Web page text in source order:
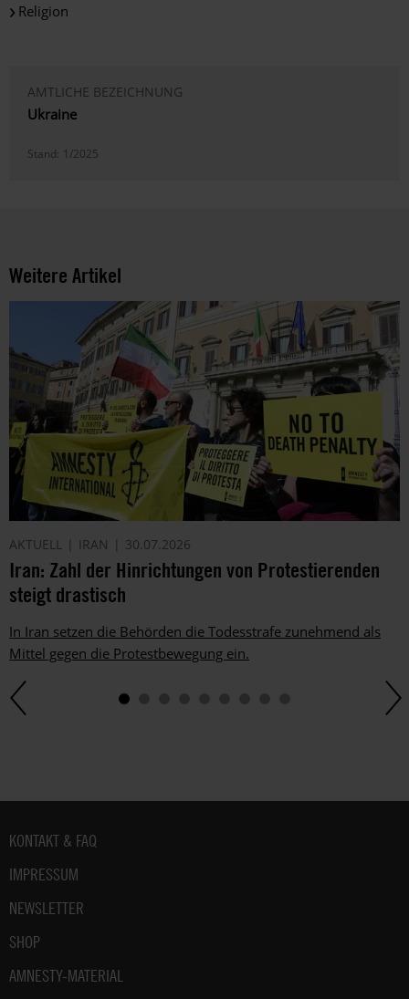
Religion
AMTLICHE BEZEICHNUNG
Ukraine
Stand: 1/2025
Weitere Artikel
AKTUELL IRAN 30.07.2026
Iran: Zahl der Hinrichtungen von Protestierenden
steigt drastisch
In Iran setzen die Behörden die Todesstrafe zunehmend als
Mittel gegen die Protestbewegung ein.
Fußbereich
KONTAKT & FAQ
IMPRESSUM
NEWSLETTER
SHOP
AMNESTY-MATERIAL